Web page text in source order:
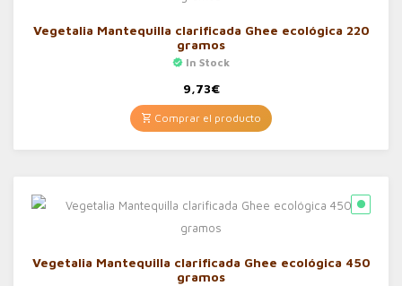
Vegetalia Mantequilla clarificada Ghee ecológica 220
gramos
In Stock
9,73€
Comprar el producto
Vegetalia Mantequilla clarificada Ghee ecológica 450
gramos